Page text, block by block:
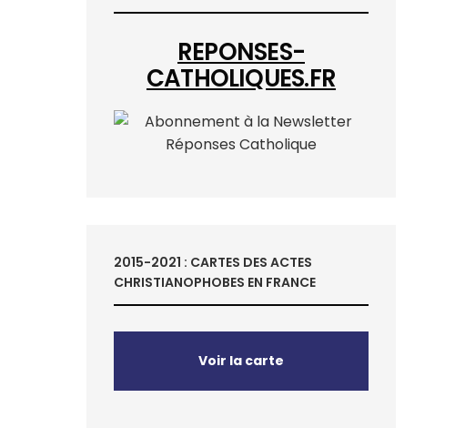
REPONSES-
CATHOLIQUES.FR
2015-2021 : CARTES DES ACTES
CHRISTIANOPHOBES EN FRANCE
Voir la carte